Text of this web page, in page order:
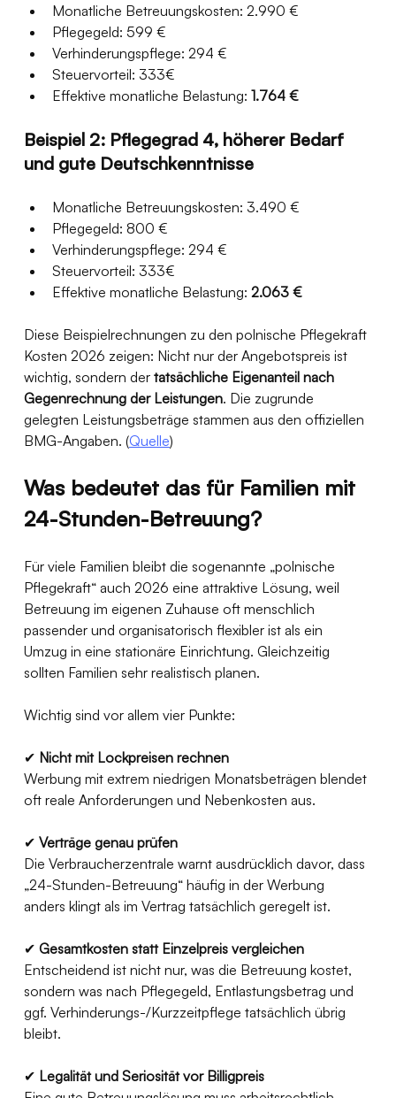
Monatliche Betreuungskosten: 2.990 €
Pflegegeld: 599 €
Verhinderungspflege: 294 €
Steuervorteil: 333€
Effektive monatliche Belastung: 1.764 €
Beispiel 2: Pflegegrad 4, höherer Bedarf
und gute Deutschkenntnisse
Monatliche Betreuungskosten: 3.490 €
Pflegegeld: 800 €
Verhinderungspflege: 294 €
Steuervorteil: 333€
Effektive monatliche Belastung: 2.063 €
Diese Beispielrechnungen zu den polnische Pflegekraft
Kosten 2026 zeigen: Nicht nur der Angebotspreis ist
wichtig, sondern der tatsächliche Eigenanteil nach
Gegenrechnung der Leistungen. Die zugrunde
gelegten Leistungsbeträge stammen aus den offiziellen
BMG-Angaben. (Quelle)
Was bedeutet das für Familien mit
24-Stunden-Betreuung?
Für viele Familien bleibt die sogenannte „polnische
Pflegekraft“ auch 2026 eine attraktive Lösung, weil
Betreuung im eigenen Zuhause oft menschlich
passender und organisatorisch flexibler ist als ein
Umzug in eine stationäre Einrichtung. Gleichzeitig
sollten Familien sehr realistisch planen.
Wichtig sind vor allem vier Punkte:
✔ Nicht mit Lockpreisen rechnen
Werbung mit extrem niedrigen Monatsbeträgen blendet
oft reale Anforderungen und Nebenkosten aus.
✔ Verträge genau prüfen
Die Verbraucherzentrale warnt ausdrücklich davor, dass
„24-Stunden-Betreuung“ häufig in der Werbung
anders klingt als im Vertrag tatsächlich geregelt ist.
✔ Gesamtkosten statt Einzelpreis vergleichen
Entscheidend ist nicht nur, was die Betreuung kostet,
sondern was nach Pflegegeld, Entlastungsbetrag und
ggf. Verhinderungs-/Kurzzeitpflege tatsächlich übrig
bleibt.
✔ Legalität und Seriosität vor Billigpreis